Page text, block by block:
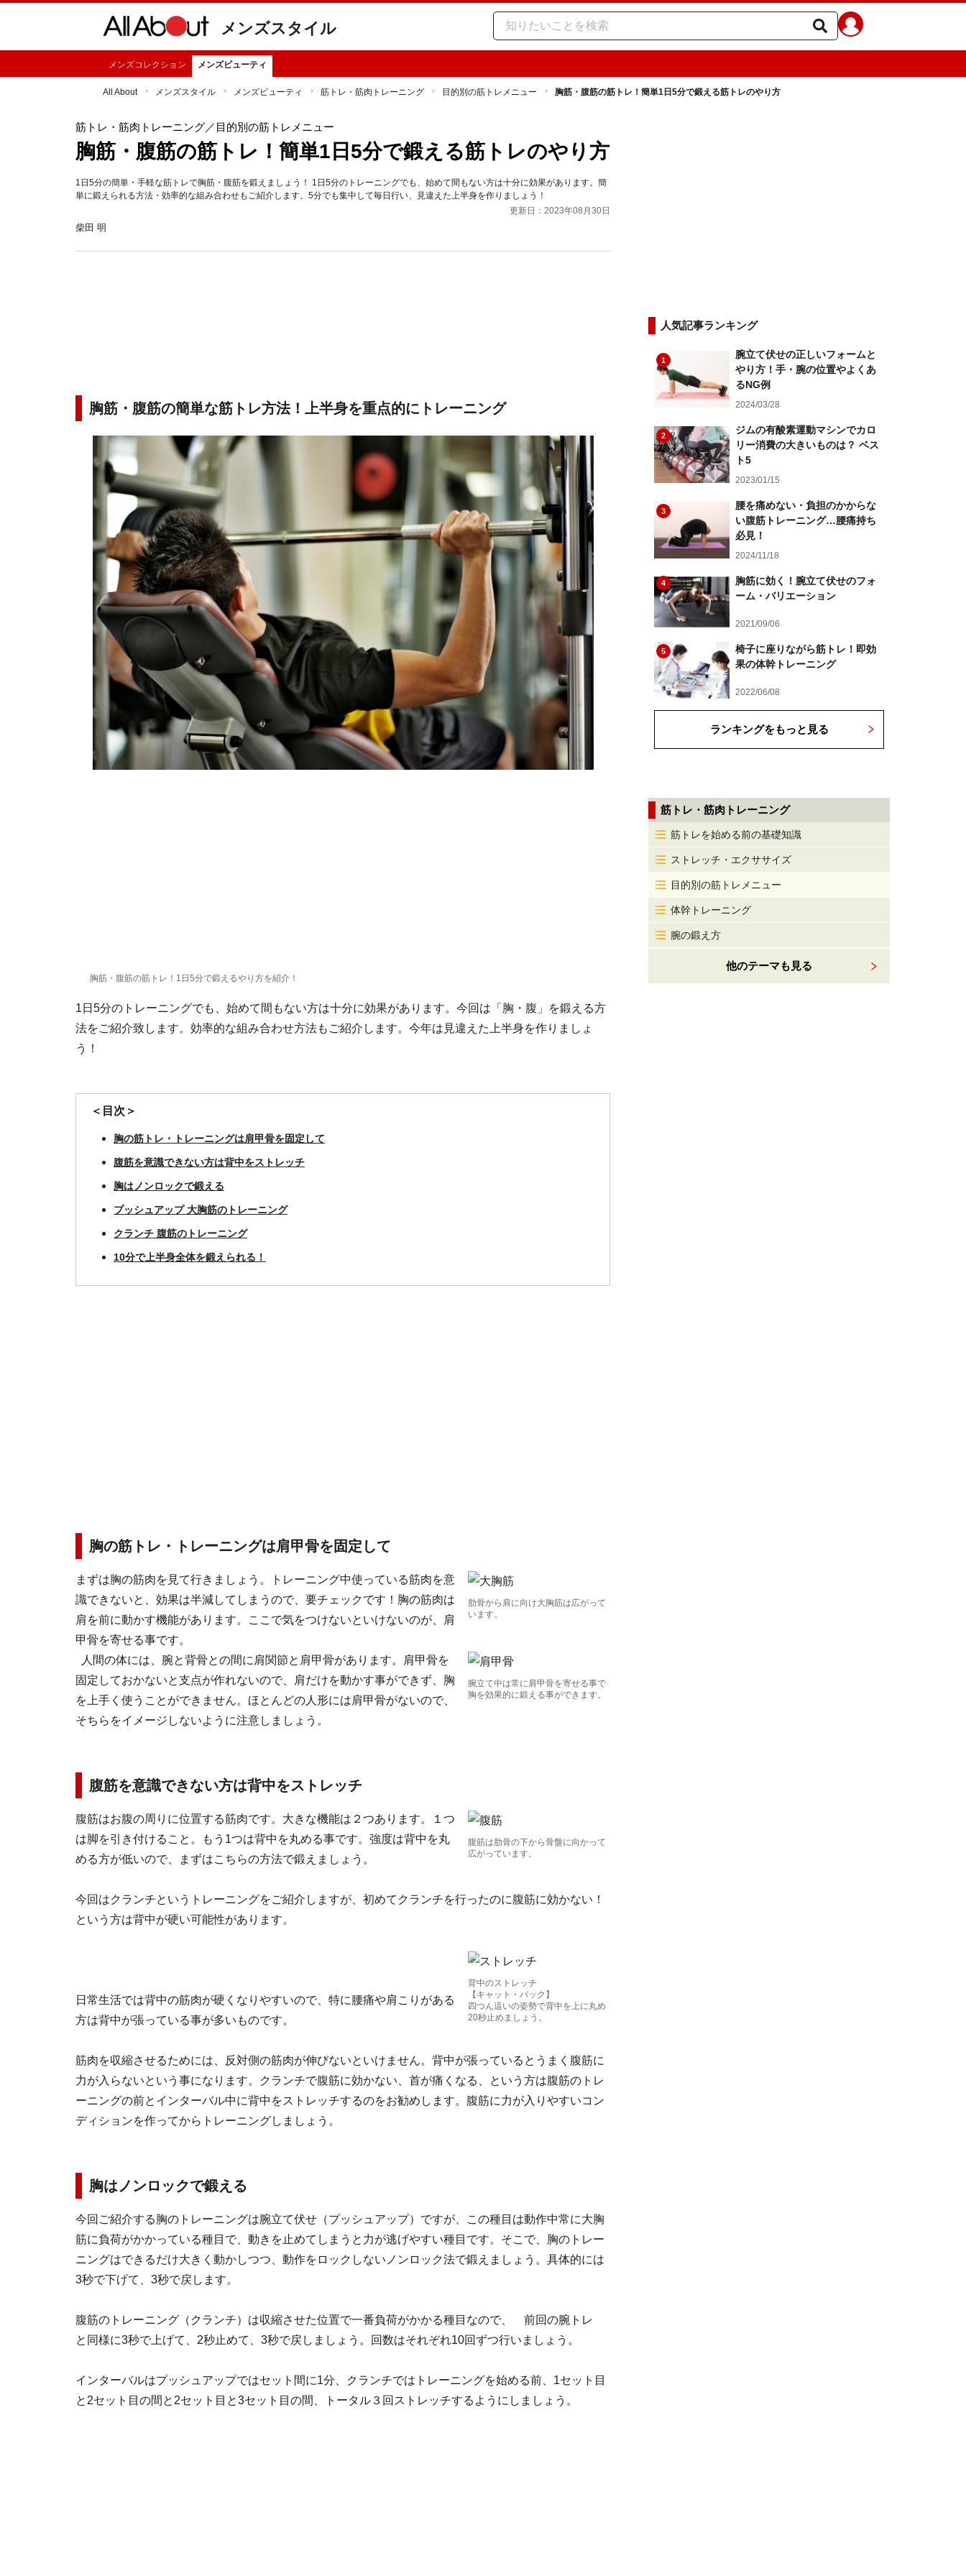
メンズスタイル
メンズコレクション メンズビューティ
All About メンズスタイル メンズビューティ 筋トレ・筋肉トレーニング 目的別の筋トレメニュー 胸筋・腹筋の筋トレ！簡単1日5分で鍛える筋トレのやり方
筋トレ・筋肉トレーニング／目的別の筋トレメニュー
胸筋・腹筋の筋トレ！簡単1日5分で鍛える筋トレのやり方
1日5分の簡単・手軽な筋トレで胸筋・腹筋を鍛えましょう！ 1日5分のトレーニングでも、始めて間もない方は十分に効果があります。簡
単に鍛えられる方法・効率的な組み合わせもご紹介します。5分でも集中して毎日行い、見違えた上半身を作りましょう！
更新日：2023年08月30日
柴田 明
胸筋・腹筋の簡単な筋トレ方法！上半身を重点的にトレーニング
胸筋・腹筋の筋トレ！1日5分で鍛えるやり方を紹介！
1日5分のトレーニングでも、始めて間もない方は十分に効果があります。今回は「胸・腹」を鍛える方
法をご紹介致します。効率的な組み合わせ方法もご紹介します。今年は見違えた上半身を作りましょ
う！
＜目次＞
胸の筋トレ・トレーニングは肩甲骨を固定して
腹筋を意識できない方は背中をストレッチ
胸はノンロックで鍛える
プッシュアップ 大胸筋のトレーニング
クランチ 腹筋のトレーニング
10分で上半身全体を鍛えられる！
胸の筋トレ・トレーニングは肩甲骨を固定して
肋骨から肩に向け大胸筋は広がって
います。
まずは胸の筋肉を見て行きましょう。トレーニング中使っている筋肉を意
識できないと、効果は半減してしまうので、要チェックです！胸の筋肉は
肩を前に動かす機能があります。ここで気をつけないといけないのが、肩
甲骨を寄せる事です。
腕立て中は常に肩甲骨を寄せる事で
胸を効果的に鍛える事ができます。
人間の体には、腕と背骨との間に肩関節と肩甲骨があります。肩甲骨を
固定しておかないと支点が作れないので、肩だけを動かす事ができず、胸
を上手く使うことができません。ほとんどの人形には肩甲骨がないので、
そちらをイメージしないように注意しましょう。
腹筋を意識できない方は背中をストレッチ
腹筋は肋骨の下から骨盤に向かって
広がっています。
腹筋はお腹の周りに位置する筋肉です。大きな機能は２つあります。１つ
は脚を引き付けること。もう1つは背中を丸める事です。強度は背中を丸
める方が低いので、まずはこちらの方法で鍛えましょう。
今回はクランチというトレーニングをご紹介しますが、初めてクランチを行ったのに腹筋に効かない！
という方は背中が硬い可能性があります。
背中のストレッチ
【キャット・バック】
四つん這いの姿勢で背中を上に丸め
20秒止めましょう。
日常生活では背中の筋肉が硬くなりやすいので、特に腰痛や肩こりがある
方は背中が張っている事が多いものです。
筋肉を収縮させるためには、反対側の筋肉が伸びないといけません。背中が張っているとうまく腹筋に
力が入らないという事になります。クランチで腹筋に効かない、首が痛くなる、という方は腹筋のトレ
ーニングの前とインターバル中に背中をストレッチするのをお勧めします。腹筋に力が入りやすいコン
ディションを作ってからトレーニングしましょう。
胸はノンロックで鍛える
今回ご紹介する胸のトレーニングは腕立て伏せ（プッシュアップ）ですが、この種目は動作中常に大胸
筋に負荷がかかっている種目で、動きを止めてしまうと力が逃げやすい種目です。そこで、胸のトレー
ニングはできるだけ大きく動かしつつ、動作をロックしないノンロック法で鍛えましょう。具体的には
3秒で下げて、3秒で戻します。
腹筋のトレーニング（クランチ）は収縮させた位置で一番負荷がかかる種目なので、 前回の腕トレ
と同様に3秒で上げて、2秒止めて、3秒で戻しましょう。回数はそれぞれ10回ずつ行いましょう。
インターバルはプッシュアップではセット間に1分、クランチではトレーニングを始める前、1セット目
と2セット目の間と2セット目と3セット目の間、トータル３回ストレッチするようにしましょう。
人気記事ランキング
1
腕立て伏せの正しいフォームと
やり方！手・腕の位置やよくあ
るNG例
2024/03/28
2
ジムの有酸素運動マシンでカロ
リー消費の大きいものは？ ベス
ト5
2023/01/15
3
腰を痛めない・負担のかからな
い腹筋トレーニング…腰痛持ち
必見！
2024/11/18
4
胸筋に効く！腕立て伏せのフォ
ーム・バリエーション
2021/09/06
5
椅子に座りながら筋トレ！即効
果の体幹トレーニング
2022/06/08
ランキングをもっと見る
筋トレ・筋肉トレーニング
筋トレを始める前の基礎知識
ストレッチ・エクササイズ
目的別の筋トレメニュー
体幹トレーニング
腕の鍛え方
他のテーマも見る